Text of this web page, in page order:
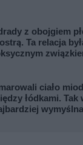
z obojgiem
Ta relacja
ciało
łódkami. Tak